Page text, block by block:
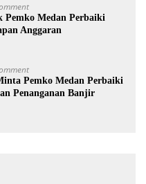
Pemko Medan Perbaiki
Anggaran
Pemko Medan Perbaiki
Penanganan Banjir